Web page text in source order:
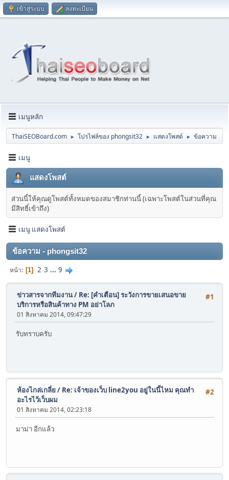
เข้าสู่ระบบ ลงทะเบียน
เมนูหลัก
ThaiSEOBoard.com ► โปรไฟล์ของ phongsit32 ► แสดงโพสต์ ► ข้อความ
เมนู
แสดงโพสต์
ส่วนนี้ให้คุณดูโพสต์ทั้งหมดของสมาชิกท่านนี้ (เฉพาะโพสต์ในส่วนที่คุณ
มีสิทธิ์เข้าถึง)
เมนู แสดงโพสต์
ข้อความ - phongsit32
หน้า 1 2 3 ... 9
#1
ข่าวสารจากทีมงาน/ Re: [คำเตือน] ระวังการขายเสนอขาย
บริการหรือสินค้าทาง PM อย่าโลภ
01 สิงหาคม 2014, 09:47:29
รับทราบครับ
#2
ห้องไกล่เกลี่ย/ Re: เจ้าของเว็บ line2you อยู่ในนี้ไหม คุณทำ
อะไรไว้เว็บผม
01 สิงหาคม 2014, 02:23:18
มาม่า อีกแล้ว